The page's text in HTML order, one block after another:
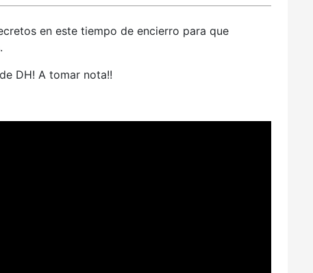
en este tiempo de encierro para que
DH! A tomar nota!!